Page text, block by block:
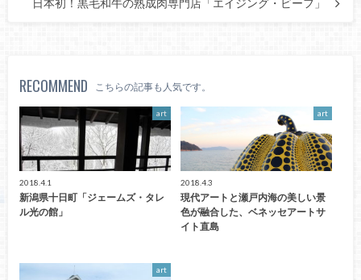
日本初！黒毛和牛の熟成肉専門店「エイジング・ビーフ」
RECOMMEND こちらの記事も人気です。
art
2018.4.1
新潟県十日町「ジェームズ・タレ
ル光の館」
art
2018.4.3
現代アートと瀬戸内海の美しい景
色が融合した、ベネッセアートサ
イト直島
art